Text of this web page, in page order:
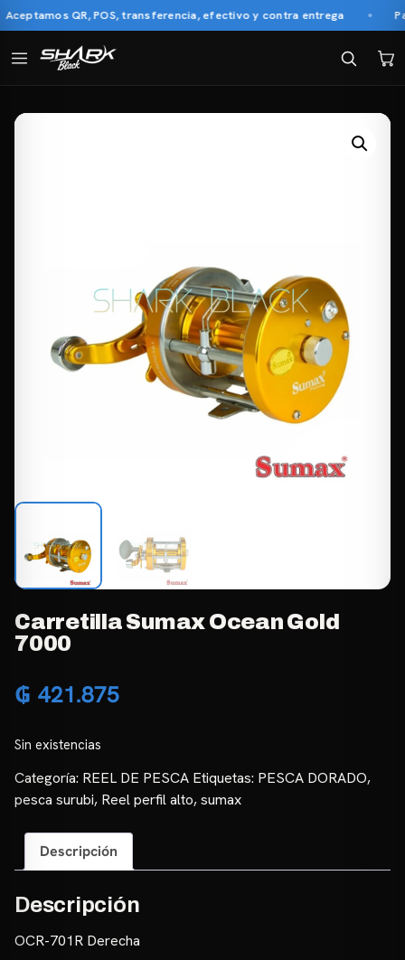
QR, POS, transferencia, efectivo y contra entrega
Carretilla Sumax Ocean Gold
7000
₲ 421.875
Sin existencias
Categoría: REEL DE PESCA Etiquetas: PESCA DORADO,
pesca surubi, Reel perfil alto,sumax
Descripción
Descripción
OCR-701R Derecha